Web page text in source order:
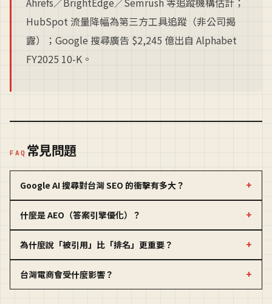
HubSpot 流量降幅為第三方工具追蹤（非公司揭
露）；Google 搜尋廣告 $2,245 億出自 Alphabet
FY2025 10-K。
FAQ 常見問題
Google AI 搜尋對台灣 SEO 的衝擊有多大？
什麼是 AEO（答案引擎優化）？
為什麼說「被引用」比「排名」更重要？
台灣電商會受什麼影響？